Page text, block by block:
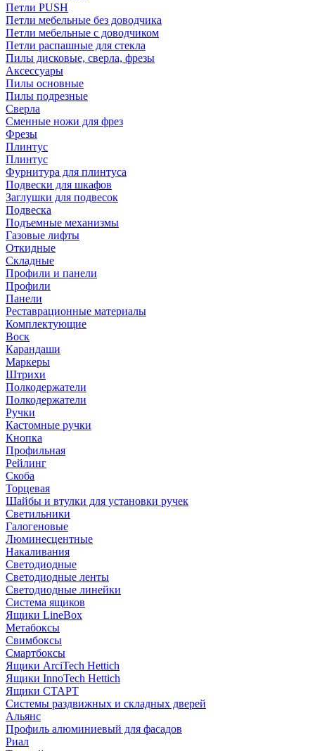
Петли PUSH
Петли мебельные без доводчика
Петли мебельные с доводчиком
Петли распашные для стекла
Пилы дисковые, сверла, фрезы
Аксессуары
Пилы основные
Пилы подрезные
Сверла
Сменные ножи для фрез
Фрезы
Плинтус
Плинтус
Фурнитура для плинтуса
Подвески для шкафов
Заглушки для подвесок
Подвеска
Подъемные механизмы
Газовые лифты
Откидные
Складные
Профили и панели
Профили
Панели
Реставрационные материалы
Комплектующие
Воск
Карандаши
Маркеры
Штрихи
Полкодержатели
Полкодержатели
Ручки
Кастомные ручки
Кнопка
Профильная
Рейлинг
Скоба
Торцевая
Шайбы и втулки для установки ручек
Светильники
Галогеновые
Люминесцентные
Накаливания
Светодиодные
Светодиодные ленты
Светодиодные линейки
Система ящиков
Ящики LineBox
Метабоксы
Свимбоксы
Смартбоксы
Ящики ArciTech Hettich
Ящики InnoTech Hettich
Ящики СТАРТ
Системы раздвижных и складных дверей
Альянс
Профиль алюминиевый для фасадов
Риал